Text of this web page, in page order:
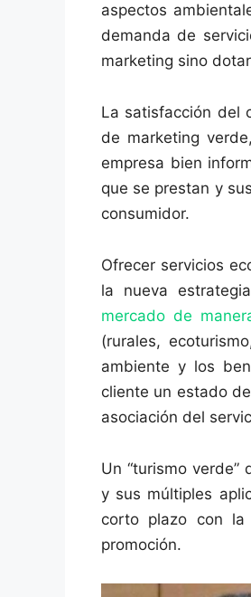
aspectos
demanda de
marketing sino
La satisfacción del
de marketing
empresa bien
que se prestan y
consumidor.
Ofrecer servicios
la nueva
mercado de
(rurales,
ambiente y los
cliente un estado
asociación del
Un “turismo
y sus múltiples
corto plazo con la
promoción.